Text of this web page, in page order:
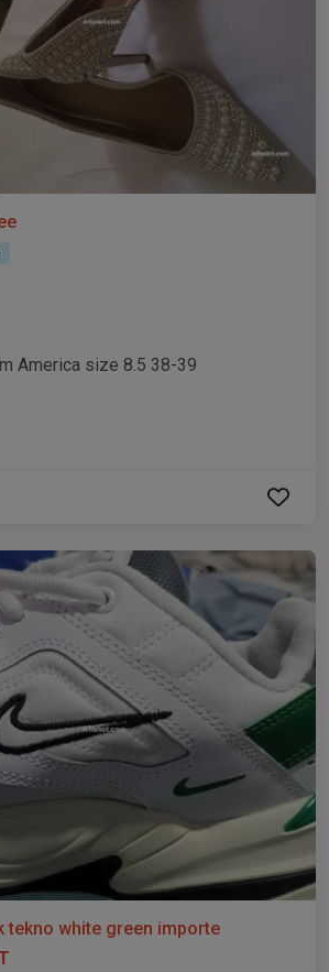
America size 8.5 38-39
tekno white green importe